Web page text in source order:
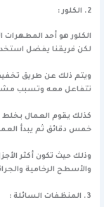
2. الكلور :
الكلور هو أحد المطهرات
لكن فريقنا يفضل
ويتم ذلك عن طريق تخفيف
تتفاعل معه وتسبب
كذلك يقوم العمال بخلط
خمس دقائق ثم يبدأ
وذلك حيث تكون أكثر
والأسطح الرخامية
3. المنظفات السائلة :